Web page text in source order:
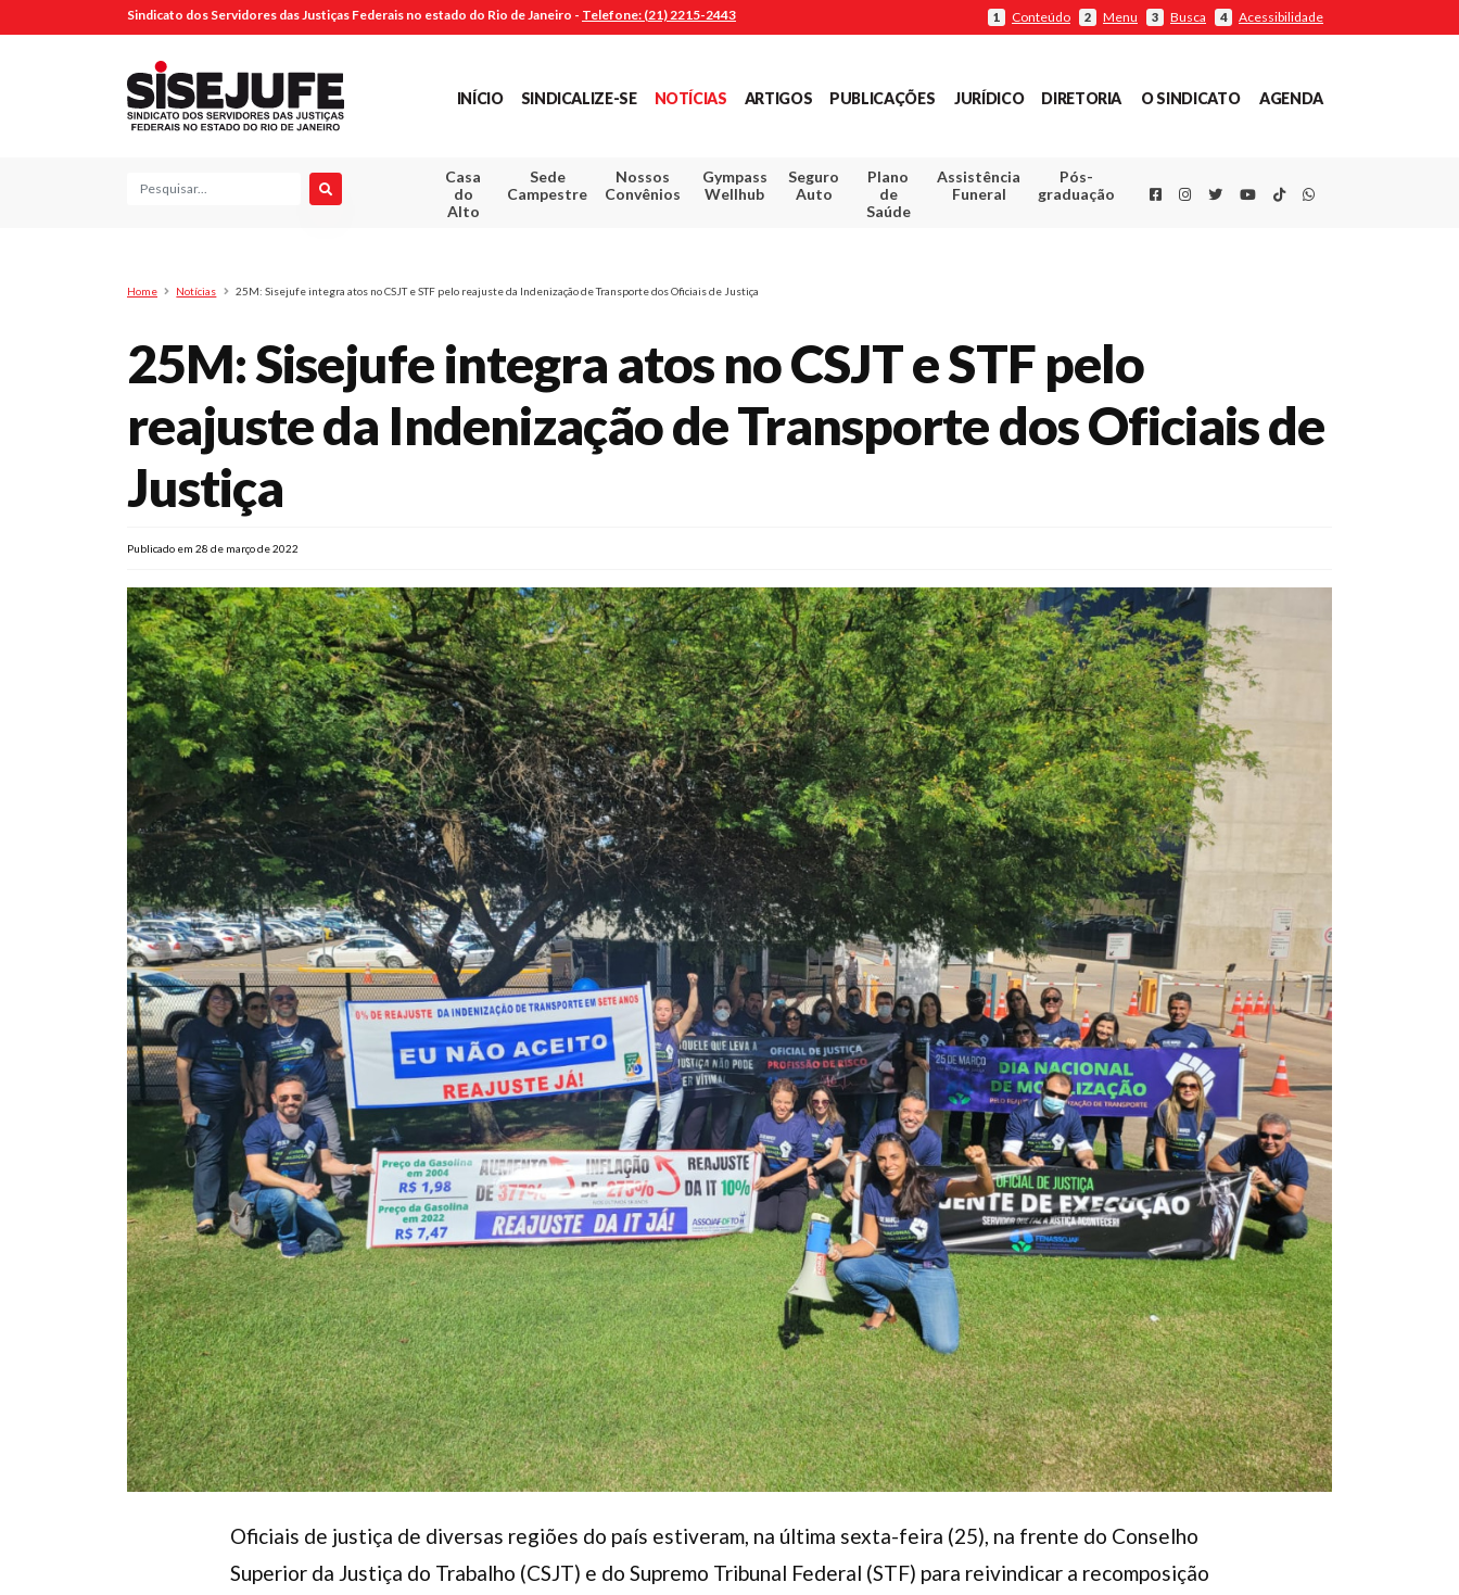
Sindicato dos Servidores das Justiças Federais no estado do Rio de Janeiro - Telefone: (21) 2215-2443 1 Conteúdo 2 Menu 3 Busca 4 Acessibilidade
INÍCIO SINDICALIZE-SE NOTÍCIAS ARTIGOS PUBLICAÇÕES JURÍDICO DIRETORIA O SINDICATO AGENDA
Pesquisa
Casa
do
Alto
Sede
Campestre
Nossos
Convênios
Gympass
Wellhub
Seguro
Auto
Plano
de
Saúde
Assistência
Funeral
Pós-
graduação
FacebookInstagram
TwitterYoutube
TikTokWhatsapp
Home Notícias 25M: Sisejufe integra atos no CSJT e STF pelo reajuste da Indenização de Transporte dos Oficiais de Justiça
25M: Sisejufe integra atos no CSJT e STF pelo
reajuste da Indenização de Transporte dos Oficiais de
Justiça
Publicado em 28 de março de 2022
Oficiais de justiça de diversas regiões do país estiveram, na última sexta-feira (25), na frente do Conselho
Superior da Justiça do Trabalho (CSJT) e do Supremo Tribunal Federal (STF) para reivindicar a recomposição